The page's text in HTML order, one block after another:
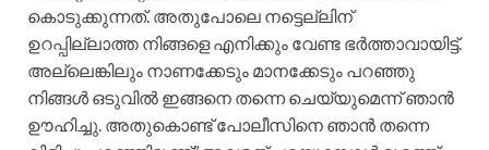
കൊടുക്കുന്നത്. അതുപോലെ നട്ടെല്ലിന്
ഉറപ്പില്ലാത്ത നിങ്ങളെ എനിക്കും വേണ്ട ഭർത്താവായിട്ട്.
അല്ലെങ്കിലും നാണക്കേടും മാനക്കേടും പറഞ്ഞു
നിങ്ങൾ ഒടുവിൽ ഇങ്ങനെ തന്നെ ചെയ്യുമെന്ന് ഞാൻ
ഊഹിച്ചു. അതുകൊണ്ട് പോലീസിനെ ഞാൻ തന്നെ